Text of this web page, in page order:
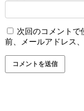
次回のコメントで
前、メールアドレス